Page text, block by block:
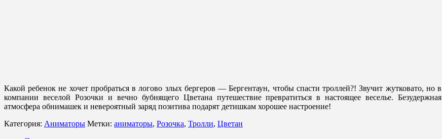
Какой ребенок не хочет пробраться в логово злых бергеров — Бергентаун, чтобы спасти троллей?! Звучит жутковато, но в
компании веселой Розочки и вечно бубнящего Цветана путешествие превратиться в настоящее веселье. Безудержная
атмосфера обнимашек и невероятный заряд позитива подарят детишкам хорошее настроение!
Категория: Аниматоры Метки: аниматоры, Розочка, Тролли, Цветан